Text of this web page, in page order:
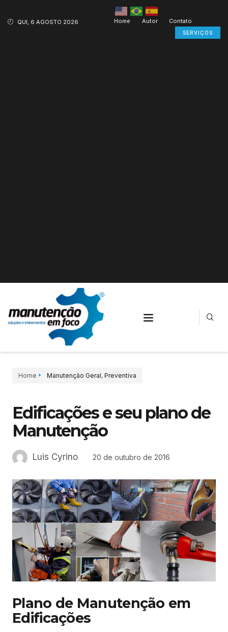
QUI, 6 AGOSTO 2026 Home Autor Contato
SERVIÇOS
Home Manutenção Geral, Preventiva
Edificações e seu plano de
Manutenção
Luis Cyrino 20 de outubro de 2016
Plano de Manutenção em
Edificações